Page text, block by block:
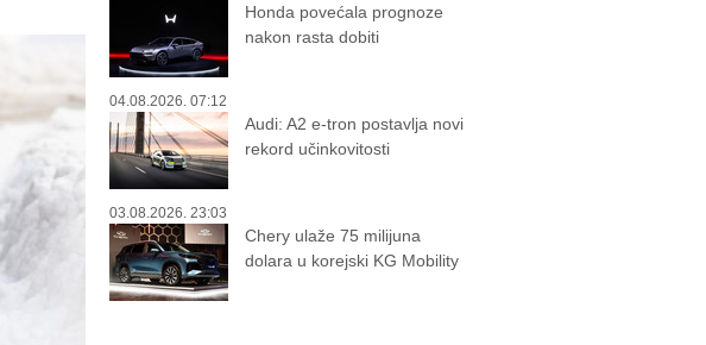
Honda povećala prognoze
nakon rasta dobiti
04.08.2026. 07:12
Audi: A2 e-tron postavlja novi
rekord učinkovitosti
03.08.2026. 23:03
Chery ulaže 75 milijuna
dolara u korejski KG Mobility